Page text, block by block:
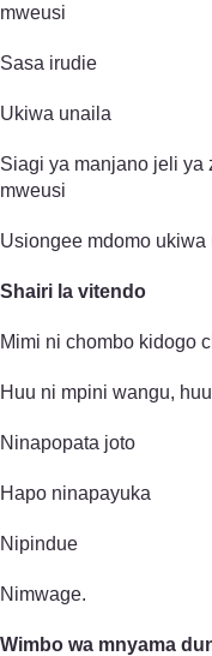
mweusi
Sasa irudie
Ukiwa unaila
Siagi ya manjano jeli ya
mweusi
Usiongee mdomo ukiwa
Shairi la vitendo
Mimi ni chombo kidogo
Huu ni mpini wangu,
Ninapopata joto
Hapo ninapayuka
Nipindue
Nimwage.
Wimbo wa mnyama